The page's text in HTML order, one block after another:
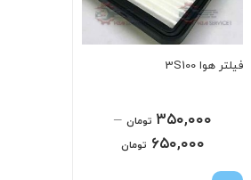
فیلتر هوا 3S100
۳۵۰,۰۰۰ تومان –
۶۵۰,۰۰۰ تومان